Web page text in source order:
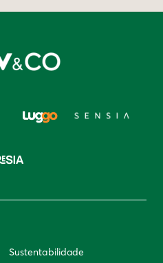
Sustentabilidade